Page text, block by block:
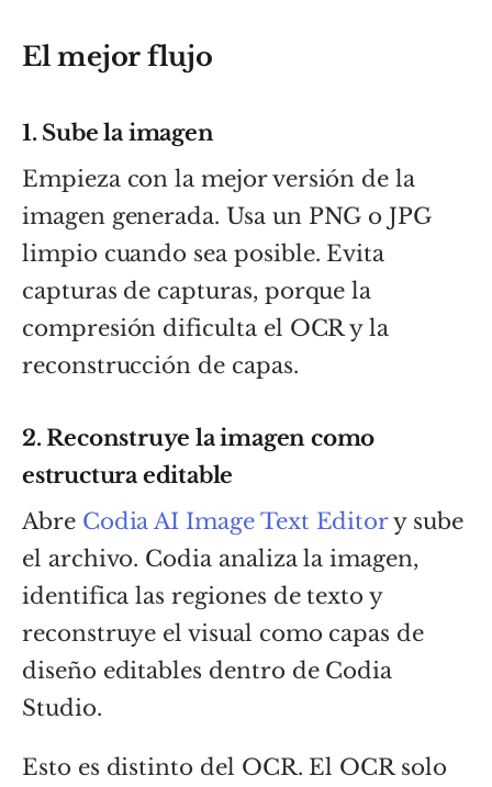
El mejor flujo
1. Sube la imagen
Empieza con la mejor versión de la
imagen generada. Usa un PNG o JPG
limpio cuando sea posible. Evita
capturas de capturas, porque la
compresión dificulta el OCR y la
reconstrucción de capas.
2. Reconstruye la imagen como
estructura editable
Abre Codia AI Image Text Editory sube
el archivo. Codia analiza la imagen,
identifica las regiones de texto y
reconstruye el visual como capas de
diseño editables dentro de Codia
Studio.
Esto es distinto del OCR. El OCR solo